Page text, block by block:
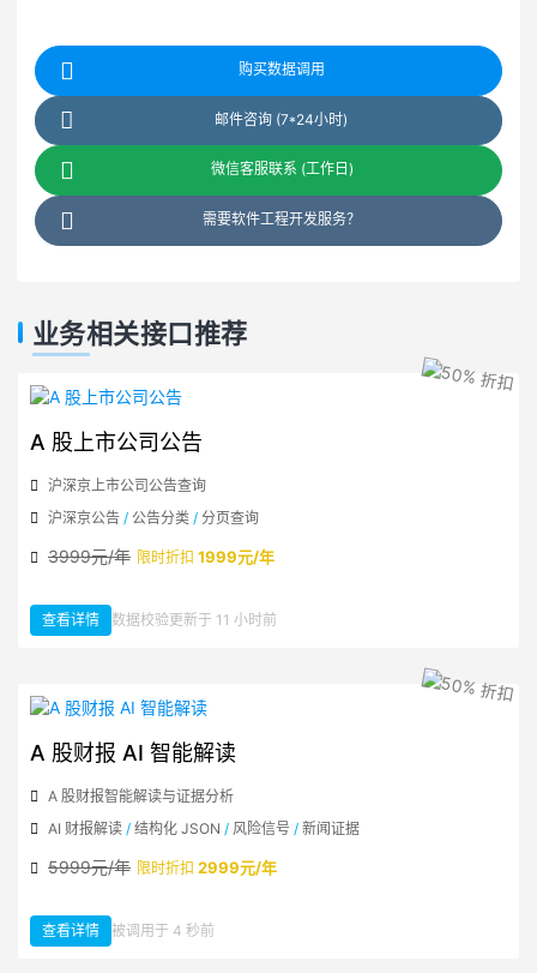
购买数据调用
邮件咨询 (7*24小时)
微信客服联系 (工作日)
需要软件工程开发服务？
业务相关接口推荐
A 股上市公司公告
沪深京上市公司公告查询
沪深京公告 / 公告分类 / 分页查询
3999元/年 限时折扣 1999元/年
查看详情：A 股上市公司公告
数据校验更新于 11 小时前
A 股财报 AI 智能解读
A 股财报智能解读与证据分析
AI 财报解读 / 结构化 JSON / 风险信号 / 新闻证据
5999元/年 限时折扣 2999元/年
查看详情：A 股财报 AI 智能解读
被调用于 4 秒前